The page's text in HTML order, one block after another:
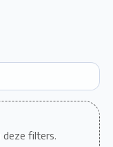
deze filters.